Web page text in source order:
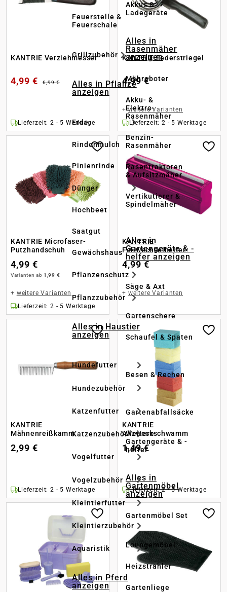
Feuerstelle &
Feuerschale
Grillzubehör
Alles in Pflanze
anzeigen
Erde
Rindenmulch
Pinienrinde
Dünger
Hochbeet
Saatgut
Gewächshaus
Pflanzenschutz
Pflanzzubehör
Alles in Haustier
anzeigen
Hundefutter
Hundezubehör
Katzenfutter
Katzenzubehör
Vogelfutter
Vogelzubehör
Kleintierfutter
Kleintierzubehör
Aquaristik
Alles in Pferd
anzeigen
Akkus &
Ladegeräte
Alles in
Rasenmäher
anzeigen
Mähroboter
Akku- &
Elektro-
Rasenmäher
Benzin-
Rasenmäher
Rasentraktoren
& Aufsitzmäher
Vertikutierer &
Spindelmäher
Alles in
Gartengeräte & -
helfer anzeigen
Säge & Axt
Gartenschere
Schaufel & Spaten
Besen & Rechen
Gartenabfallsäcke
Weitere
Gartengeräte & -
helfer
Alles in
Gartenmöbel
anzeigen
Gartenmöbel Set
Loungemöbel
Heizstrahler
Gartenliege
KANTRIE Verziehmesser
4,99 € 6,99 €
Lieferzeit: 2 - 5 Werktage
KANTRIE Federstriegel
4,99 €
+weitere Varianten
Lieferzeit: 2 - 5 Werktage
KANTRIE Microfaser-
Putzhandschuh
4,99 €
Varianten ab 1,99 €
+ weitere Varianten
Lieferzeit: 2 - 5 Werktage
KANTRIE
Fellwechselhelfer
4,99 €
+ weitere Varianten
KANTRIE
Mähnenreißkamm
2,99 €
Lieferzeit: 2 - 5 Werktage
KANTRIE
Allzweckschwamm
1,49 €
Lieferzeit: 2 - 5 Werktage